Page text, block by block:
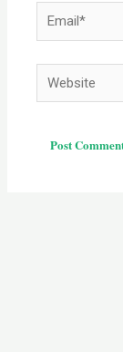
Email*
Website